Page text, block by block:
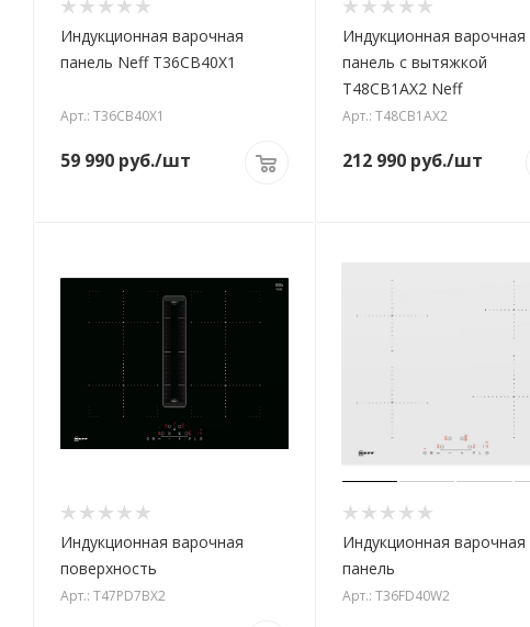
Индукционная варочная
панель Neff T36CB40X1
Арт.: T36CB40X1
59 990 руб./шт
Индукционная варочная
панель с вытяжкой
T48CB1AX2 Neff
Арт.: T48CB1AX2
212 990руб./шт
Индукционная варочная
поверхность
Арт.: T47PD7BX2
Индукционная варочная
панель
Арт.: T36FD40W2